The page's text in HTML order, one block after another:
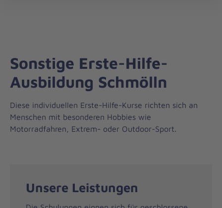
Sonstige Erste-Hilfe-
Ausbildung Schmölln
Diese individuellen Erste-Hilfe-Kurse richten sich an
Menschen mit besonderen Hobbies wie
Motorradfahren, Extrem- oder Outdoor-Sport.
Unsere Leistungen